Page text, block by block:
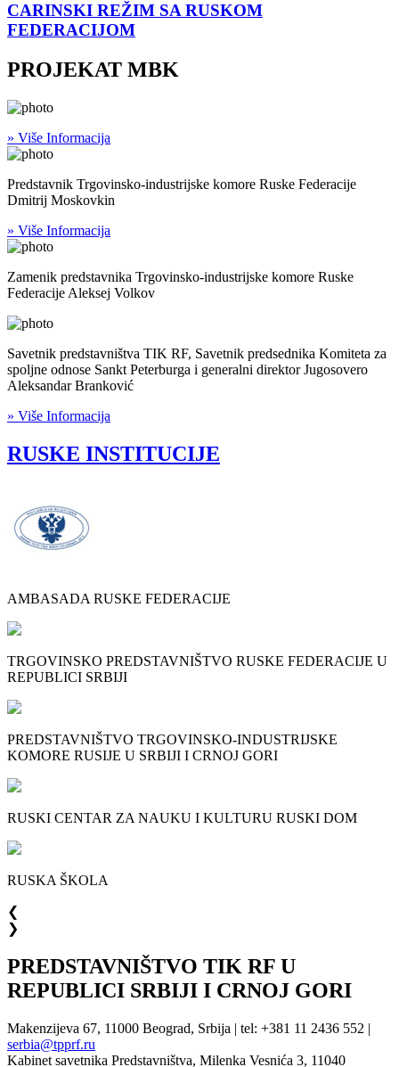
CARINSKI REŽIM SA RUSKOM
FEDERACIJOM
PROJEKAT MBK
» Više Informacija
Predstavnik Trgovinsko-industrijske komore Ruske Federacije
Dmitrij Moskovkin
» Više Informacija
Zamenik predstavnika Trgovinsko-industrijske komore Ruske
Federacije Aleksej Volkov
Savetnik predstavništva TIK RF, Savetnik predsednika Komiteta za
spoljne odnose Sankt Peterburga i generalni direktor Jugosovero
Aleksandar Branković
» Više Informacija
RUSKE INSTITUCIJE
AMBASADA RUSKE FEDERACIJE
TRGOVINSKO PREDSTAVNIŠTVO RUSKE FEDERACIJE U
REPUBLICI SRBIJI
PREDSTAVNIŠTVO TRGOVINSKO-INDUSTRIJSKE
KOMORE RUSIJE U SRBIJI I CRNOJ GORI
RUSKI CENTAR ZA NAUKU I KULTURU RUSKI DOM
RUSKA ŠKOLA
❮
❯
PREDSTAVNIŠTVO TIK RF U
REPUBLICI SRBIJI I CRNOJ GORI
Makenzijeva 67, 11000 Beograd, Srbija | tel: +381 11 2436 552 |
serbia@tpprf.ru
Kabinet savetnika Predstavništva, Milenka Vesnića 3, 11040